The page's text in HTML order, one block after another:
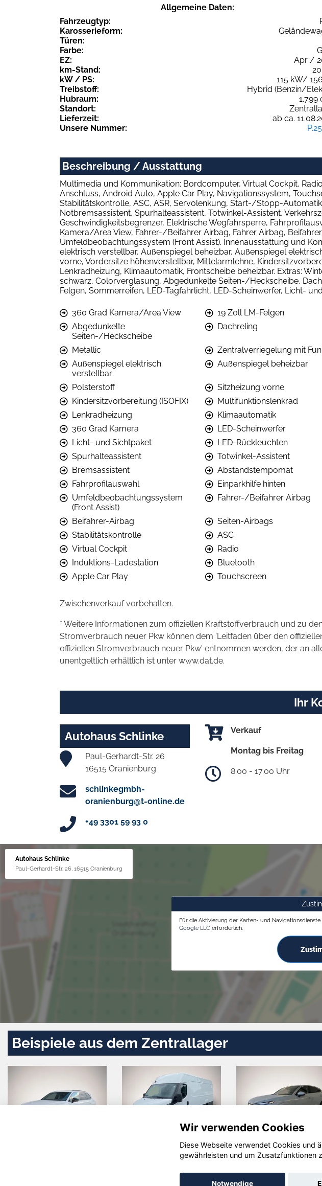
Allgemeine Daten:
Fahrzeugtyp:
Karosserieform:
Türen:
Farbe:
EZ:
Apr /
km-Stand:
kW / PS:
115 kW/
Treibstoff:
Hybrid (Benzin/
Hubraum:
1.799
Standort:
Lieferzeit:
ab ca.
Unsere Nummer:
Beschreibung / Ausstattung
Multimedia und Kommunikation: Bordcomputer, Virtual Cockpit,
Anschluss, Android Auto, Apple Car Play, Navigationssystem,
Stabilitätskontrolle, ASC, ASR, Servolenkung, Start-/Stopp-
Notbremsassistent, Spurhalteassistent, Totwinkel-Assistent,
Geschwindigkeitsbegrenzer, Elektrische Wegfahrsperre,
Kamera/Area View, Fahrer-/Beifahrer Airbag, Fahrer Airbag,
Umfeldbeobachtungssystem (Front Assist). Innenausstattung und
elektrisch verstellbar, Außenspiegel beheizbar, Außenspiegel
vorne, Vordersitze höhenverstellbar, Mittelarmlehne,
Lenkradheizung, Klimaautomatik, Frontscheibe beheizbar. Extras:
schwarz, Colorverglasung, Abgedunkelte Seiten-/Heckscheibe,
Felgen, Sommerreifen, LED-Tagfahrlicht, LED-Scheinwerfer, Licht-
360 Grad Kamera/Area View 19 Zoll LM-Felgen
Abgedunkelte
Seiten-/Heckscheibe
Dachreling
Metallic Zentralverriegelung mit
Außenspiegel elektrisch
verstellbar
Außenspiegel beheizbar
Polsterstoff
Sitzheizung vorne
Kindersitzvorbereitung (ISOFIX)
Multifunktionslenkrad
Lenkradheizung
Klimaautomatik
360 Grad Kamera
LED-Scheinwerfer
Licht- und Sichtpaket
LED-Rückleuchten
Spurhalteassistent
Totwinkel-Assistent
Bremsassistent
Abstandstempomat
Fahrprofilauswahl
Einparkhilfe hinten
Umfeldbeobachtungssystem
(Front Assist)
Fahrer-/Beifahrer Airbag
Beifahrer-Airbag Seiten-Airbags
Stabilitätskontrolle
ASC
Virtual Cockpit
Radio
Induktions-Ladestation
Bluetooth
Apple Car Play
Touchscreen
Zwischenverkauf vorbehalten.
* Weitere Informationen zum offiziellen Kraftstoffverbrauch und zu
Stromverbrauch neuer Pkw können dem 'Leitfaden über den
offiziellen Stromverbrauch neuer Pkw' entnommen werden, der an
unentgeltlich erhältlich ist unter www.dat.de.
Ihr
Autohaus Schlinke
Paul-Gerhardt-Str. 26
16515 Oranienburg
schlinkegmbh-
oranienburg@t-online.de
+49 3301 59 93 0
Verkauf
Montag bis Freitag
8.00 - 17.00 Uhr
Autohaus Schlinke
Paul-Gerhardt-Str. 26, 16515 Oranienburg
Für die Aktivierung der Karten- und
Google LLC erforderlich.
Beispiele aus dem Zentrallager
Hyundai Cupra
Formentor
Wir verwenden Cookies
Diese Webseite verwendet Cookies und
gewährleisten und um Zusatzfunktionen
Notwendige